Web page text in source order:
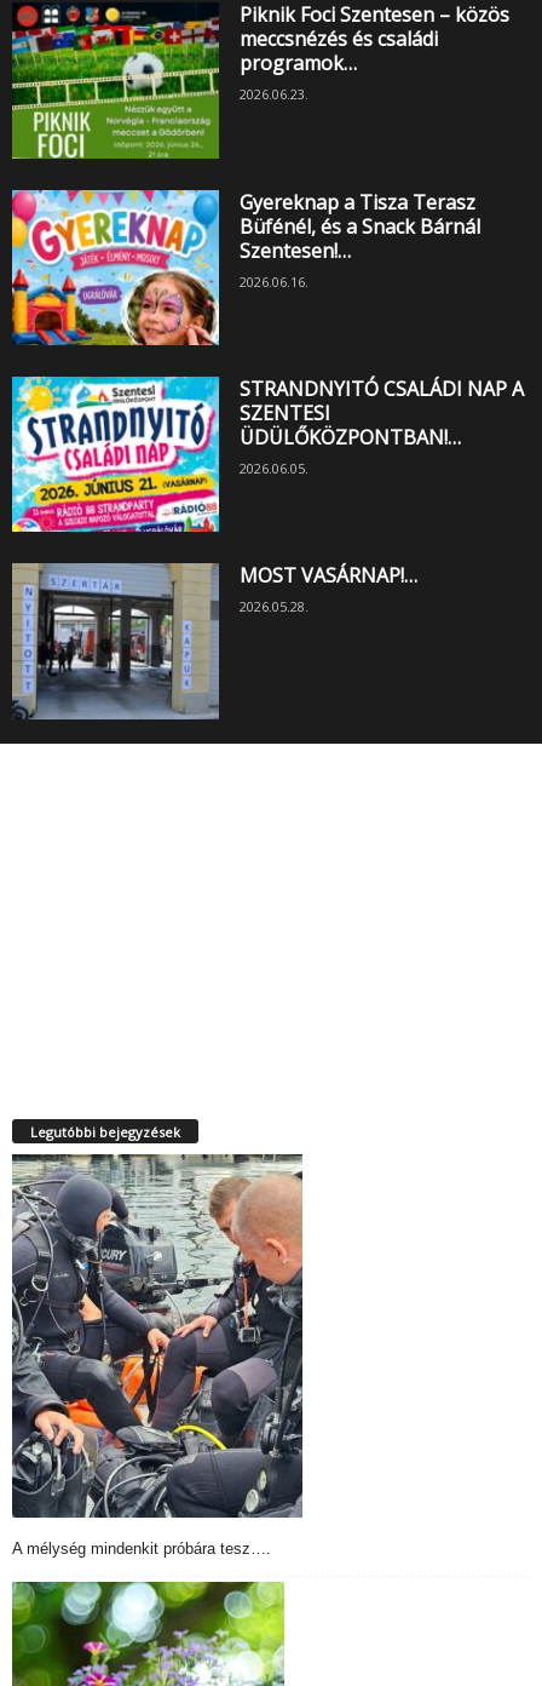
Piknik Foci Szentesen – közös
meccsnézés és családi
programok…
2026.06.23.
Gyereknap a Tisza Terasz
Büfénél, és a Snack Bárnál
Szentesen!…
2026.06.16.
STRANDNYITÓ CSALÁDI NAP A
SZENTESI
ÜDÜLŐKÖZPONTBAN!…
2026.06.05.
MOST VASÁRNAP!…
2026.05.28.
Legutóbbi bejegyzések
A mélység mindenkit próbára tesz….